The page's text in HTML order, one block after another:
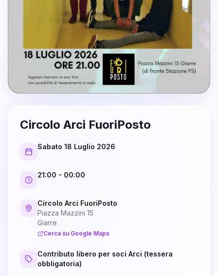
Circolo Arci FuoriPosto
Sabato 18 Luglio 2026
21:00 - 00:00
Circolo Arci FuoriPosto
Piazza Mazzini 15
Giarre
Cerca su Google Maps
Contributo libero per soci Arci (tessera
obbligatoria)